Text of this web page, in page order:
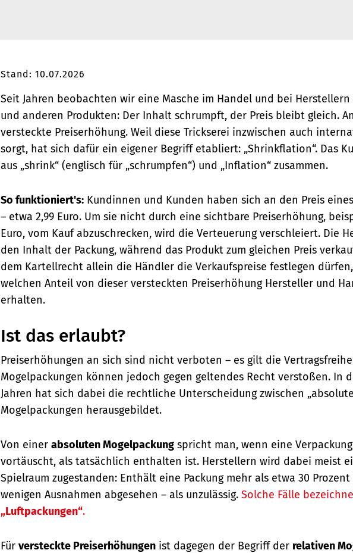
Stand: 10.07.2026
Seit Jahren beobachten wir eine Masche im Handel und bei
und anderen Produkten: Der Inhalt schrumpft, der Preis bleibt gleich.
versteckte Preiserhöhung. Weil diese Trickserei inzwischen auch
sorgt, hat sich dafür ein eigener Begriff etabliert: „Shrinkflation“. Das
aus „shrink“ (englisch für „schrumpfen“) und „Inflation“ zusammen.
So funktioniert's: Kundinnen und Kunden haben sich an den Preis
– etwa 2,99 Euro. Um sie nicht durch eine sichtbare Preiserhöhung,
Euro, vom Kauf abzuschrecken, wird die Verteuerung verschleiert. Die
den Inhalt der Packung, während das Produkt zum gleichen Preis
dem Kartellrecht allein die Händler die Verkaufspreise festlegen
welchen Anteil von dieser versteckten Preiserhöhung Hersteller und
erhalten.
Ist das erlaubt?
Preiserhöhungen an sich sind nicht verboten – es gilt die
Mogelpackungen können jedoch gegen geltendes Recht verstoßen. In
Jahren hat sich dabei die rechtliche Unterscheidung zwischen
Mogelpackungen herausgebildet.
Von einer absoluten Mogelpackung spricht man, wenn eine
vortäuscht, als tatsächlich enthalten ist. Herstellern wird dabei meist
Spielraum zugestanden: Enthält eine Packung mehr als etwa 30
wenigen Ausnahmen abgesehen – als unzulässig. Solche Fälle
„Luftpackungen“.
Für versteckte Preiserhöhungen ist dagegen der Begriff der relativen